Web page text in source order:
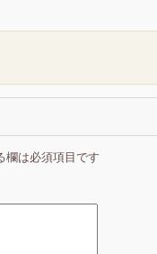
欄は必須項目です